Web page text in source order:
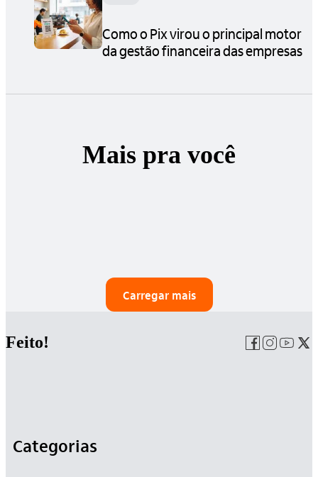
Como o Pix virou o principal motor
da gestão financeira das empresas
Mais pra você
Carregar mais
Feito!
Categorias